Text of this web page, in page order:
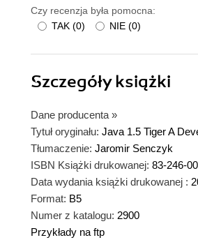
Czy recenzja była pomocna:
TAK (0) NIE (0)
Szczegółyksiążki
Dane producenta »
Tytuł oryginału: Java 1.5 Tiger A
Tłumaczenie: Jaromir Senczyk
ISBN Książki drukowanej: 83-246-
Data wydania książki drukowanej :
Format: B5
Numer z katalogu: 2900
Przykłady na ftp